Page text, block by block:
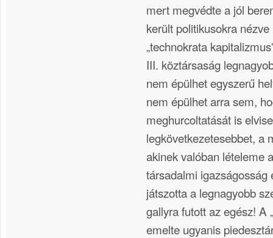
mert megvédte a jól
került politikusokra
„technokrata
III. köztársaság
nem épülhet egyszerű
nem épülhet arra sem,
meghurcoltatását is
legkövetkezetesebbet, a
akinek valóban lételeme
társadalmi igazságosság
játszotta a legnagyobb
gallyra futott az egész! A
emelte ugyanis